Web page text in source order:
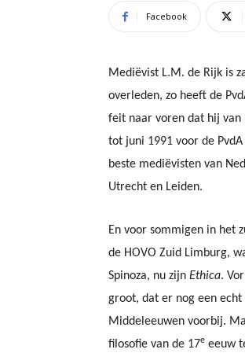
Facebook
Mediëvist L.M. de Rijk is
overleden, zo heeft de
feit naar voren dat hij van
tot juni 1991 voor de
beste mediëvisten van
Utrecht en Leiden.
En voor sommigen in het
de HOVO Zuid Limburg,
Spinoza, nu zijn Ethica.
groot, dat er nog een
Middeleeuwen voorbij.
filosofie van de 17e eeuw